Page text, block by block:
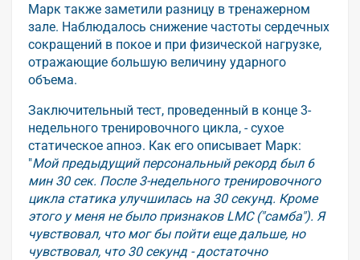
Марк также заметили разницу в тренажерном
зале. Наблюдалось снижение частоты сердечных
сокращений в покое и при физической нагрузке,
отражающие большую величину ударного
объема.
Заключительный тест, проведенный в конце 3-
недельного тренировочного цикла, - сухое
статическое апноэ. Как его описывает Марк:
"Мой предыдущий персональный рекорд был 6
мин 30 сек. После 3-недельного тренировочного
цикла статика улучшилась на 30 секунд. Кроме
этого у меня не было признаков LMC ("самба"). Я
чувствовал, что мог бы пойти еще дальше, но
чувствовал, что 30 секунд - достаточно